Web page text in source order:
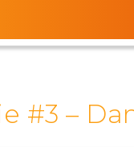
#3 –